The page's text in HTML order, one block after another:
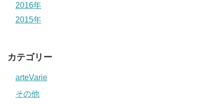
2016年
2015年
カテゴリー
arteVarie
その他